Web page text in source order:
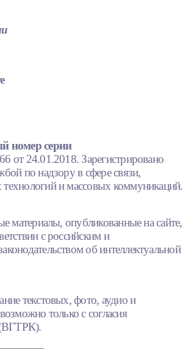
номер серии
24.01.2018. Зарегистрировано
по надзору в сфере связи,
и массовых коммуникаций.
материалы, опубликованные на сайте,
с российским и
об интеллектуальной
текстовых, фото, аудио и
только с согласия
(ВГТРК).